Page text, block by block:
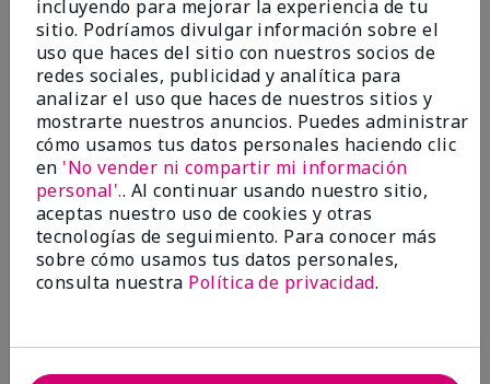
Satisfied
EnviadoHace 3 meses
porKeyrone
de LaBelle, FL
Evaluado en
marykay.com/en-us/
Since using MK products, my skin hasn't been as oily.
I've received compliments that my complexion has
improved, and most of all, my skin doesn't feel dry or
irritated after use. Moisturizers are usually hard to
Tyre, for introducing me to these products!
incluyendo para mejorar la experiencia de tu
sitio. Podríamos divulgar información sobre el
uso que haces del sitio con nuestros socios de
redes sociales, publicidad y analítica para
analizar el uso que haces de nuestros sitios y
mostrarte nuestros anuncios. Puedes administrar
cómo usamos tus datos personales haciendo clic
en 'No vender ni compartir mi información
personal'.. Al continuar usando nuestro sitio,
aceptas nuestro uso de cookies y otras
tecnologías de seguimiento. Para conocer más
sobre cómo usamos tus datos personales,
consulta nuestra Política de privacidad.